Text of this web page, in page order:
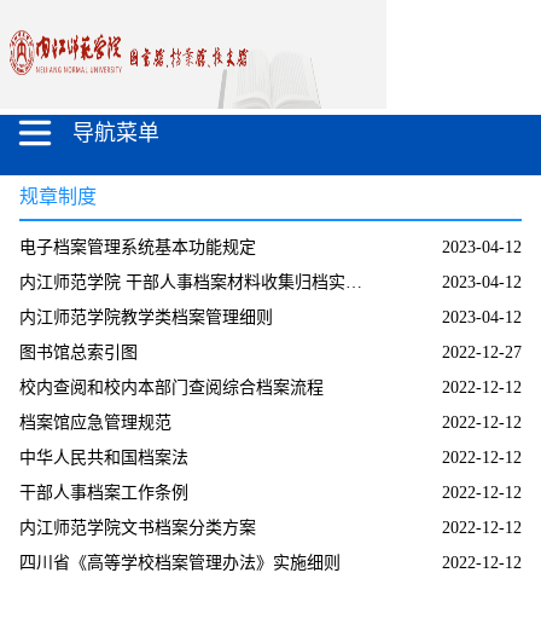
导航菜单
规章制度
2023-04-12
电子档案管理系统基本功能规定
2023-04-12
内江师范学院 干部人事档案材料收集归档实施细则（修订）
2023-04-12
内江师范学院教学类档案管理细则
2022-12-27
图书馆总索引图
2022-12-12
校内查阅和校内本部门查阅综合档案流程
2022-12-12
档案馆应急管理规范
2022-12-12
中华人民共和国档案法
2022-12-12
干部人事档案工作条例
2022-12-12
内江师范学院文书档案分类方案
2022-12-12
四川省《高等学校档案管理办法》实施细则